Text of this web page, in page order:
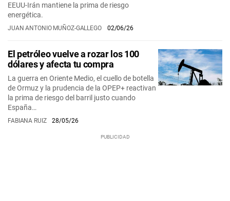
EEUU-Irán mantiene la prima de riesgo
energética.
JUAN ANTONIO MUÑOZ-GALLEGO 02/06/26
El petróleo vuelve a rozar los 100
dólares y afecta tu compra
La guerra en Oriente Medio, el cuello de botella
de Ormuz y la prudencia de la OPEP+ reactivan
la prima de riesgo del barril justo cuando
España…
FABIANA RUIZ 28/05/26